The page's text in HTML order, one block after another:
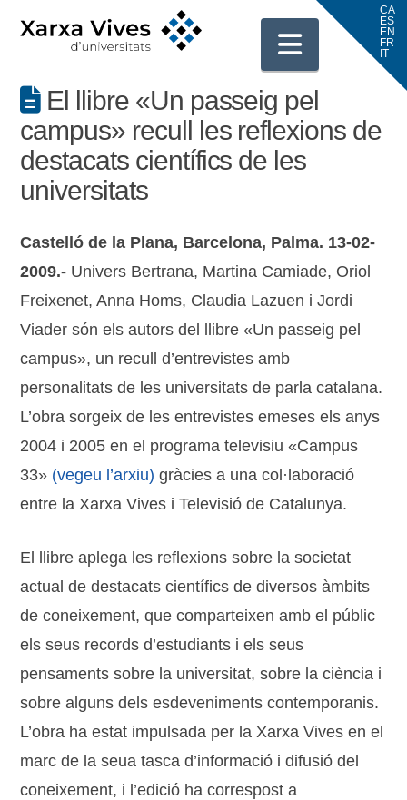
El llibre «Un passeig pel
campus» recull les reflexions de
destacats científics de les
universitats
Castelló de la Plana, Barcelona, Palma. 13-02-
2009.- Univers Bertrana, Martina Camiade, Oriol
Freixenet, Anna Homs, Claudia Lazuen i Jordi
Viader són els autors del llibre «Un passeig pel
campus», un recull d’entrevistes amb
personalitats de les universitats de parla catalana.
L’obra sorgeix de les entrevistes emeses els anys
2004 i 2005 en el programa televisiu «Campus
33» (vegeu l’arxiu) gràcies a una col·laboració
entre la Xarxa Vives i Televisió de Catalunya.
El llibre aplega les reflexions sobre la societat
actual de destacats científics de diversos àmbits
de coneixement, que comparteixen amb el públic
els seus records d’estudiants i els seus
pensaments sobre la universitat, sobre la ciència i
sobre alguns dels esdeveniments contemporanis.
L’obra ha estat impulsada per la Xarxa Vives en el
marc de la seua tasca d’informació i difusió del
coneixement, i l’edició ha correspost a